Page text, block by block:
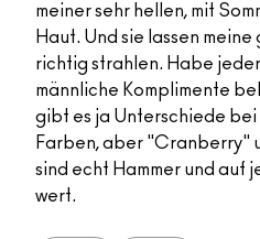
meiner sehr hellen, mit
Haut. Und sie lassen
richtig strahlen. Habe
männliche Komplimente
gibt es ja Unterschiede
Farben, aber "Cranberry"
sind echt Hammer und auf
wert.